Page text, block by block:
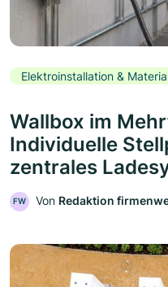
Elektroinstallation &
Wallbox im
Individuelle
zentrales
FW Von Redaktion